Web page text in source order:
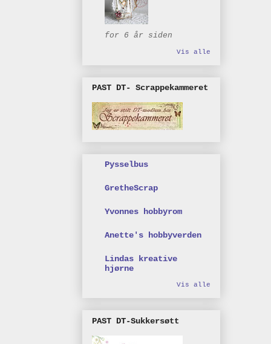
for 6 år siden
Vis alle
PAST DT- Scrappekammeret
Pysselbus
GretheScrap
Yvonnes hobbyrom
Anette's hobbyverden
Lindas kreative
hjørne
Vis alle
PAST DT-Sukkersøtt